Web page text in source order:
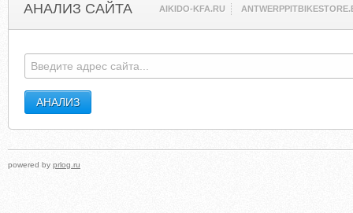
АНАЛИЗ САЙТА AIKIDO-KFA.RU
powered by prlog.ru